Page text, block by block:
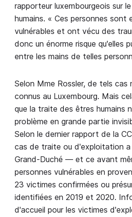
rapporteur luxembourgeois sur
humains. « Ces personnes sont
vulnérables et ont vécu des
donc un énorme risque qu'elles
entre les mains de telles
Selon Mme Rossler, de tels cas
connus au Luxembourg. Mais
que la traite des êtres humains
problème en grande partie
Selon le dernier rapport de la
cas de traite ou d'exploitation a
Grand-Duché — et ce avant
personnes vulnérables en
23 victimes confirmées ou
identifiées en 2019 et 2020.
d'accueil pour les victimes